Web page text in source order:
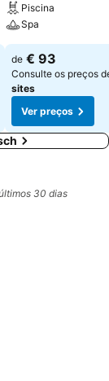
Piscina
Spa
de € 93
Consulte os preços
sites
Ver preços
30 dias